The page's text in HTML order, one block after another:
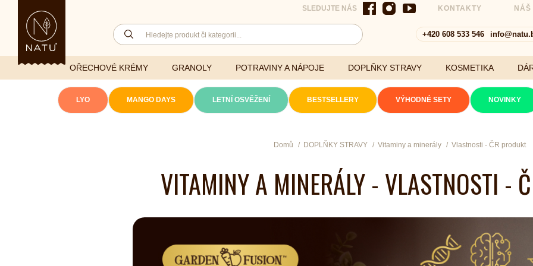
SLEDUJTE NÁS KONTAKTY NÁŠ
+420 608 533 546
OŘECHOVÉ KRÉMY GRANOLY POTRAVINY A NÁPOJE
Džemy
Cereálie a vločky
DOPLŇKY STRAVY
Minerály
Přírodní extrakty
KOSMETIKA
LYO MANGO DAYS LETNÍ OSVĚŽENÍ BESTSELLERY VÝHODNÉ SETY NOVINKY
Domů DOPLŇKY STRAVY Vitaminy a minerály Vlastnosti - ČR produkt
VITAMINY A MINERÁLY - VLASTNOSTI -